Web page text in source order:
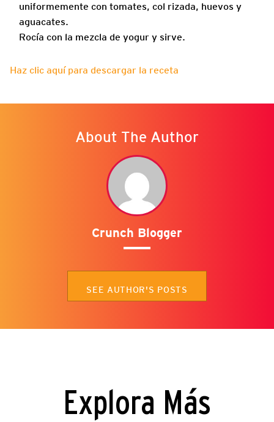
uniformemente con tomates, col rizada, huevos y
aguacates.
Rocía con la mezcla de yogur y sirve.
Haz clic aquí para descargar la receta
About The Author
Crunch Blogger
SEE AUTHOR'S POSTS
Explora Más